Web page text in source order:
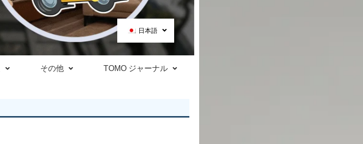
日本語
その他 TOMO ジャーナル